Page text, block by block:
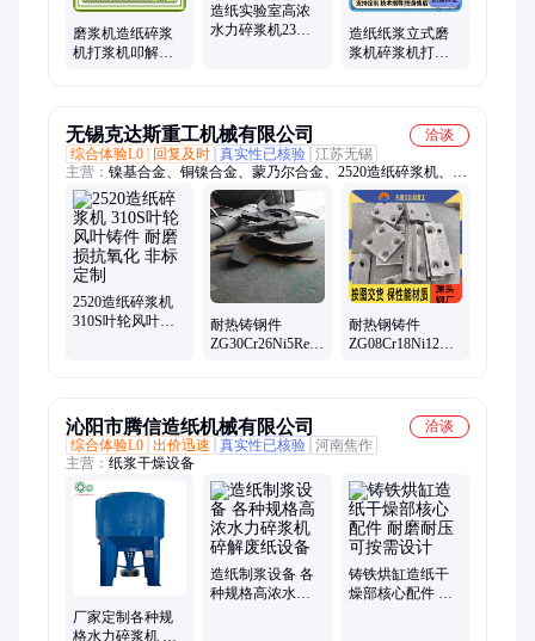
磨浆机造纸碎浆
机打浆机叩解度
造纸实验室高浓
水力碎浆机23升
造纸纸浆立式磨
浆机碎浆机打浆
无锡克达斯重工机械有限公司
洽谈
综合体验L0
回复及时 真实性已核验 江苏无锡
主营： 镍基合金、铜镍合金、蒙乃尔合金、2520造纸碎浆机、因
科耐尔合金、英科洛伊合金、高温合金、圆钢
2520造纸碎浆机
310S叶轮风叶铸
耐热铸钢件
ZG30Cr26Ni5Re造
耐热钢铸件
ZG08Cr18Ni12Mo2Ti
沁阳市腾信造纸机械有限公司
洽谈
综合体验L0 出价迅速 真实性已核验 河南焦作
主营： 纸浆干燥设备
厂家定制各种规
格水力碎浆机 高
造纸制浆设备 各
种规格高浓水力
铸铁烘缸造纸干
燥部核心配件 耐